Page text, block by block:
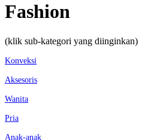
Fashion
(klik sub-kategori yang diinginkan)
Konveksi
Aksesoris
Wanita
Pria
Anak-anak